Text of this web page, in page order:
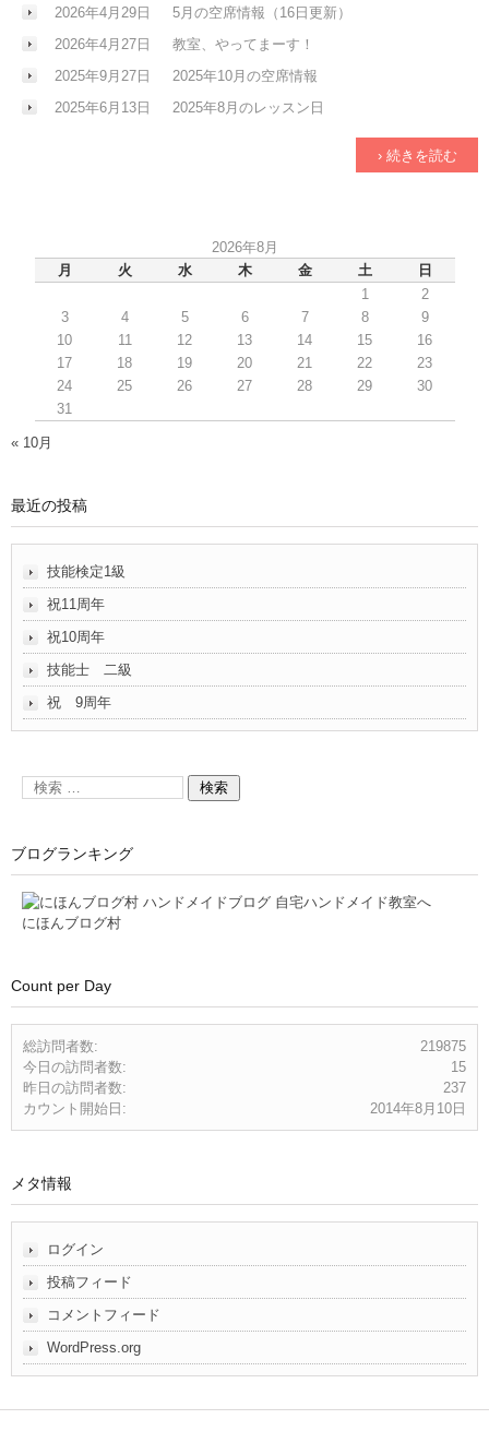
2026年4月29日
5月の空席情報（16日更新）
2026年4月27日
教室、やってまーす！
2025年9月27日
2025年10月の空席情報
2025年6月13日
2025年8月のレッスン日
› 続きを読む
2026年8月
月
火 水 木 金 土
日
1
2
3
4 5 6 7 8
9
10
11 12 13 14 15
16
17
18 19 20 21 22
23
24
25 26 27 28 29
30
31
« 10月
最近の投稿
技能検定1級
祝11周年
祝10周年
技能士 二級
祝 9周年
ブログランキング
にほんブログ村
Count per Day
219875
総訪問者数:
15
今日の訪問者数:
237
昨日の訪問者数:
2014年8月10日
カウント開始日:
メタ情報
ログイン
投稿フィード
コメントフィード
WordPress.org